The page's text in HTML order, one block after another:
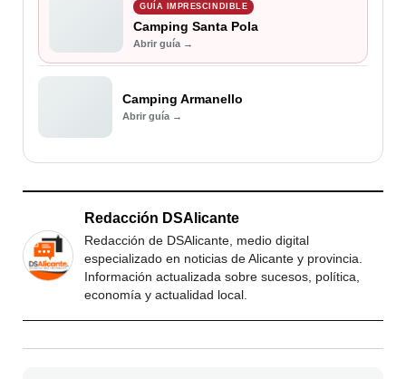
GUÍA IMPRESCINDIBLE
Camping Santa Pola
Abrir guía →
Camping Armanello
Abrir guía →
Redacción DSAlicante
Redacción de DSAlicante, medio digital
especializado en noticias de Alicante y provincia.
Información actualizada sobre sucesos, política,
economía y actualidad local.